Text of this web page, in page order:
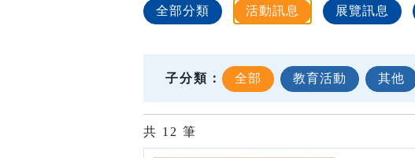
全部分類 活動訊息 展覽訊息
子分類： 全部 教育活動 其他
共 12 筆